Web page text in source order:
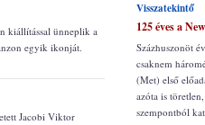
kiállítással ünneplik a
egyik ikonját.
Jacobi Viktor
Visszatekintő
125 éves a
Százhuszonöt
csaknem
(Met) első
azóta is
szempontból